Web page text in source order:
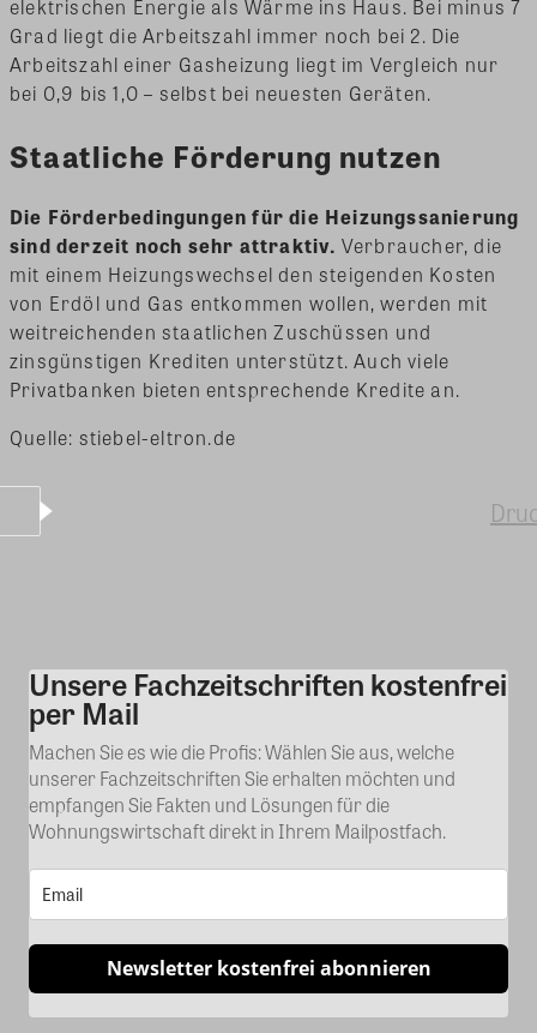
elektrischen Energie als Wärme ins Haus. Bei minus 7
Grad liegt die Arbeitszahl immer noch bei 2. Die
Arbeitszahl einer Gasheizung liegt im Vergleich nur
bei 0,9 bis 1,0 – selbst bei neuesten Geräten.
Staatliche Förderung nutzen
Die Förderbedingungen für die Heizungssanierung
sind derzeit noch sehr attraktiv. Verbraucher, die
mit einem Heizungswechsel den steigenden Kosten
von Erdöl und Gas entkommen wollen, werden mit
weitreichenden staatlichen Zuschüssen und
zinsgünstigen Krediten unterstützt. Auch viele
Privatbanken bieten entsprechende Kredite an.
Quelle: stiebel-eltron.de
Kommentar
Unsere Fachzeitschriften kostenfrei
per Mail
Machen Sie es wie die Profis: Wählen Sie aus, welche
unserer Fachzeitschriften Sie erhalten möchten und
empfangen Sie Fakten und Lösungen für die
Wohnungswirtschaft direkt in Ihrem Mailpostfach.
Newsletter kostenfrei abonnieren